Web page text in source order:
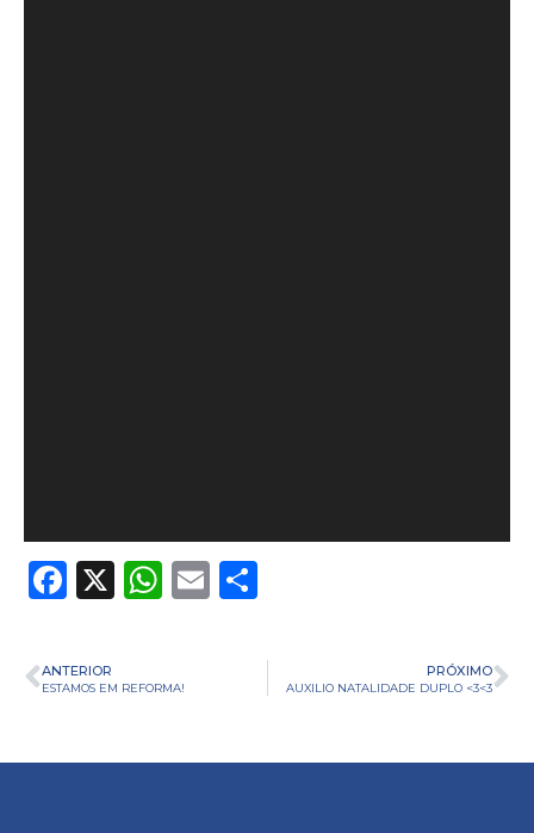
Facebook
X WhatsApp
Email
ANTERIOR
ESTAMOS EM REFORMA!
PRÓXIMO
AUXILIO NATALIDADE DUPLO <3<3